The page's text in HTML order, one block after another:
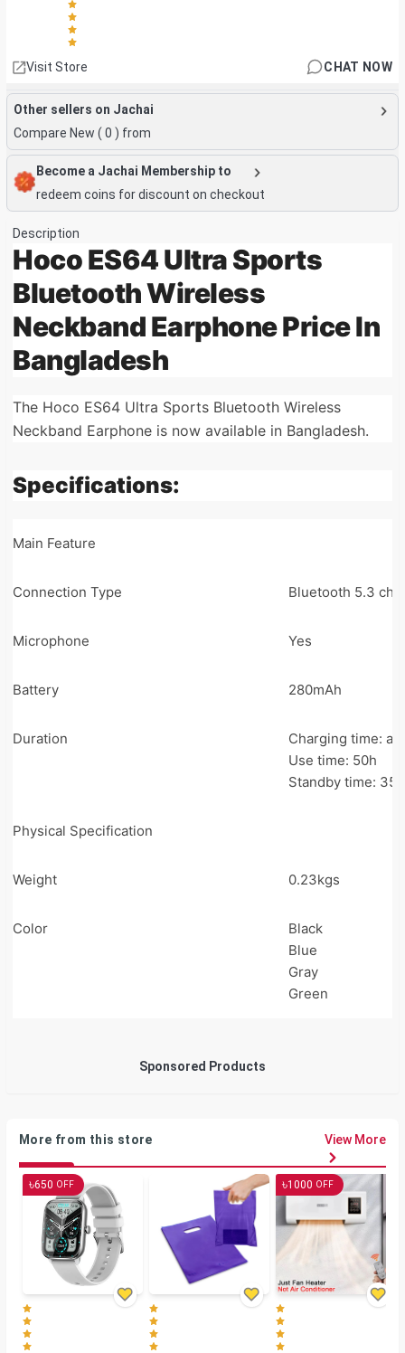
Visit Store CHAT NOW
Other sellers on Jachai
Compare New ( 0 ) from
Become a Jachai Membership to
redeem coins for discount on checkout
Description
Hoco ES64 Ultra Sports
Bluetooth Wireless
Neckband Earphone Price In
Bangladesh
The Hoco ES64 Ultra Sports Bluetooth Wireless
Neckband Earphone is now available in Bangladesh.
Specifications:
Main Feature
Connection Type Bluetooth 5.3
Microphone Yes
Battery 280mAh
Duration
Charging time:
Use time: 50h
Standby time:
Physical Specification
Weight 0.23kgs
Color
Black
Blue
Gray
Green
Sponsored Products
More from this store View More
৳650 OFF ৳1000 OFF